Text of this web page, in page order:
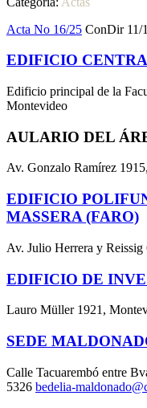
Acta No 16/25 ConDir 11/
EDIFICIO
Edificio principal de la
Montevideo
AULARIO DEL
Av. Gonzalo Ramírez
EDIFICIO
MASSERA (FARO)
Av. Julio Herrera y
EDIFICIO DE
Lauro Müller 1921,
SEDE
Calle Tacuarembó entre
5326 bedelia-